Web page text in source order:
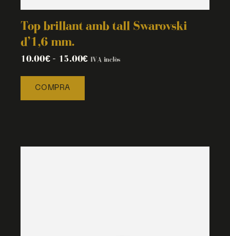
Top brillant amb tall Swarovski
d’1,6 mm.
10.00€– 15.00€ IVA inclòs
COMPRA